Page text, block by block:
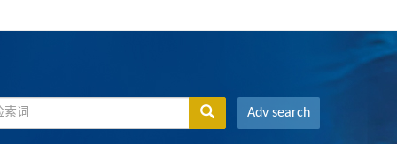
Adv search